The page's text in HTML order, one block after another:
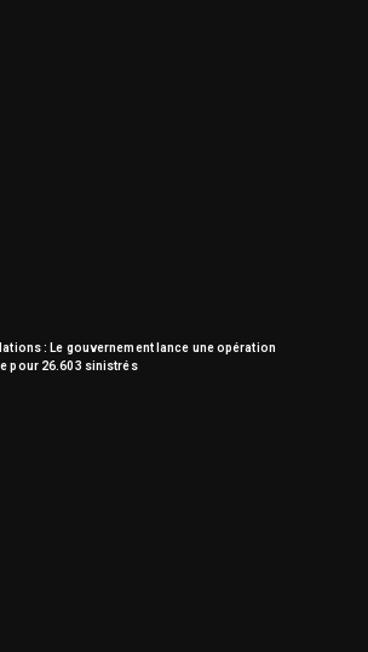
: Le gouvernement lance une opération
pour 26.603 sinistrés